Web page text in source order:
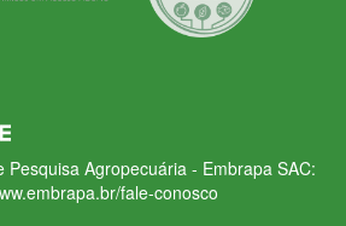
Pesquisa Agropecuária - Embrapa SAC:
fale-conosco